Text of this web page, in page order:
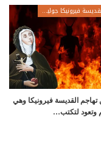
يوميات القديسة فيرونيكا جولياني
تهاجم القديسة فيرونيكا وهي
وتعود لتكتب…